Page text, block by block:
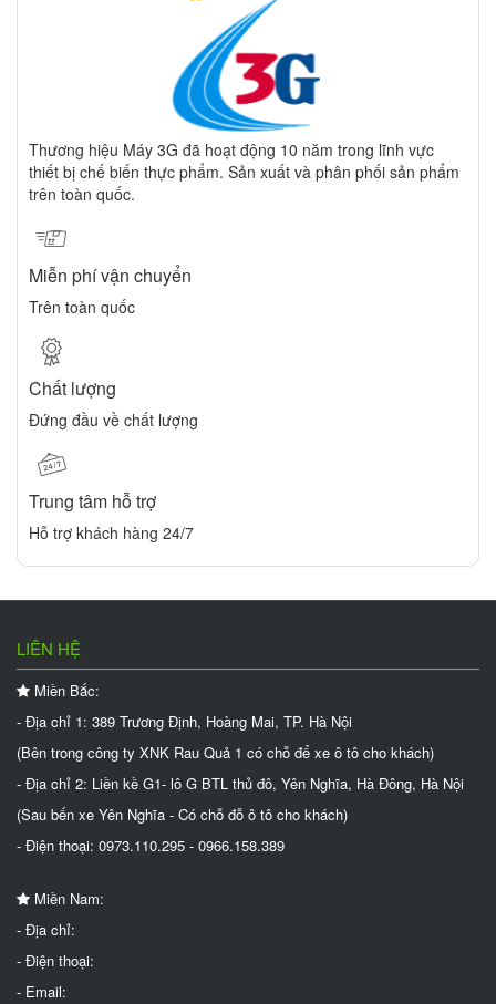
Thương hiệu Máy 3G đã hoạt động 10 năm trong lĩnh vực
thiết bị chế biến thực phẩm. Sản xuất và phân phối sản phẩm
trên toàn quốc.
Miễn phí vận chuyển
Trên toàn quốc
Chất lượng
Đứng đầu về chất lượng
Trung tâm hỗ trợ
Hỗ trợ khách hàng 24/7
LIÊN HỆ
Miền Bắc:
- Địa chỉ 1: 389 Trương Định, Hoàng Mai, TP. Hà Nội
(Bên trong công ty XNK Rau Quả 1 có chỗ để xe ô tô cho khách)
- Địa chỉ 2: Liền kề G1- lô G BTL thủ đô, Yên Nghĩa, Hà Đông, Hà Nội
(Sau bến xe Yên Nghĩa - Có chỗ đỗ ô tô cho khách)
- Điện thoại: 0973.110.295 - 0966.158.389
Miền Nam:
- Địa chỉ:
- Điện thoại:
- Email: